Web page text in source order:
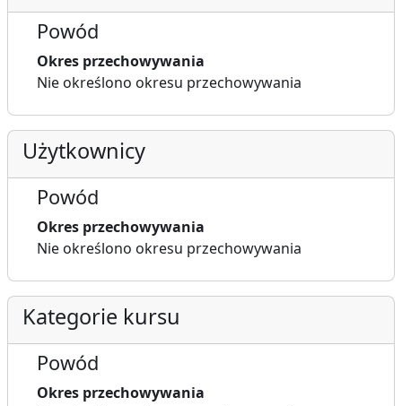
Powód
Okres przechowywania
Nie określono okresu przechowywania
Użytkownicy
Powód
Okres przechowywania
Nie określono okresu przechowywania
Kategorie kursu
Powód
Okres przechowywania